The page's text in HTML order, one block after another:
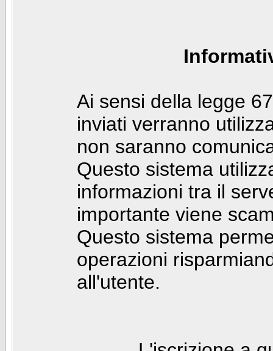
Ai sensi della legge
inviati verranno
non saranno
Questo sistema
informazioni tra il
importante viene
Questo sistema
operazioni
all'utente.